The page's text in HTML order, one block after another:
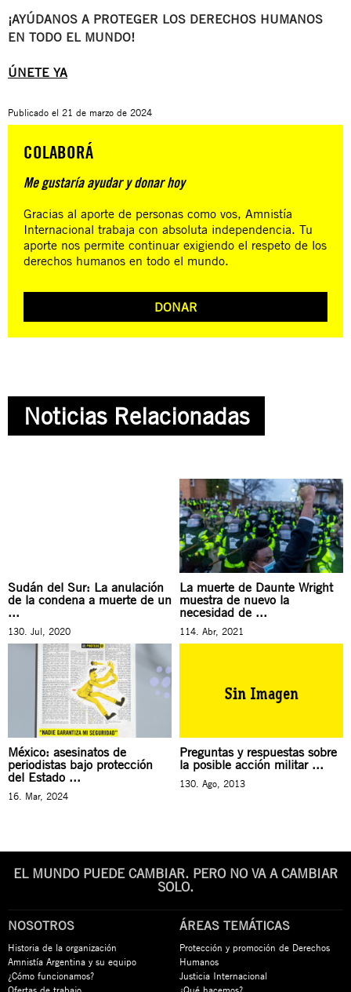
¡AYÚDANOS A PROTEGER LOS DERECHOS HUMANOS
EN TODO EL MUNDO!
ÚNETE YA
Publicado el 21 de marzo de 2024
COLABORÁ
Me gustaría ayudar y donar hoy
Gracias al aporte de personas como vos, Amnistía
Internacional trabaja con absoluta independencia. Tu
aporte nos permite continuar exigiendo el respeto de los
derechos humanos en todo el mundo.
DONAR
Noticias Relacionadas
Sudán del Sur: La anulación
de la condena a muerte de un
...
130. Jul, 2020
La muerte de Daunte Wright
muestra de nuevo la
necesidad de ...
114. Abr, 2021
México: asesinatos de
periodistas bajo protección
del Estado ...
16. Mar, 2024
Preguntas y respuestas sobre
la posible acción militar ...
130. Ago, 2013
EL MUNDO PUEDE CAMBIAR. PERO NO VA A CAMBIAR
SOLO.
NOSOTROS
Historia de la organización
Amnistía Argentina y su equipo
¿Cómo funcionamos?
ÁREAS TEMÁTICAS
Protección y promoción de Derechos
Humanos
Justicia Internacional